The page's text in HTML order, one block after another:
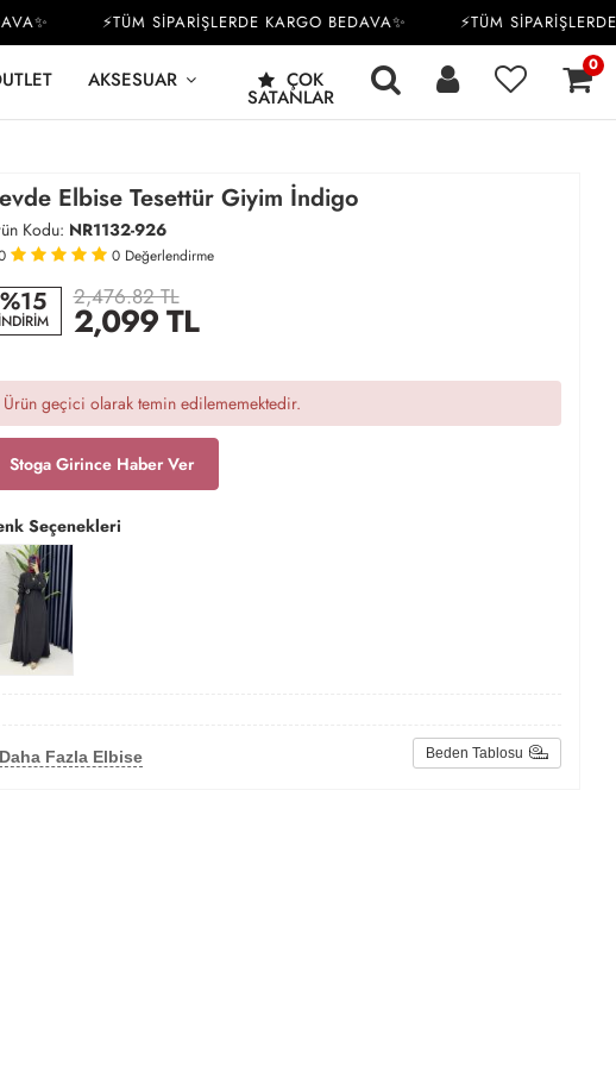
⚡TÜM SİPARİŞLERDE KARGO BEDAVA✨ ⚡TÜM SİPARİŞLERDE
AKSESUAR ÇOK
SATANLAR
0
Elbise Tesettür Giyim İndigo
Kodu: NR1132-926
0 Değerlendirme
%15
İNDİRİM
2,476.82 TL
2,099TL
Ürün geçici olarak temin edilememektedir.
Stoga Girince Haber Ver
Seçenekleri
Daha Fazla Elbise Beden Tablosu